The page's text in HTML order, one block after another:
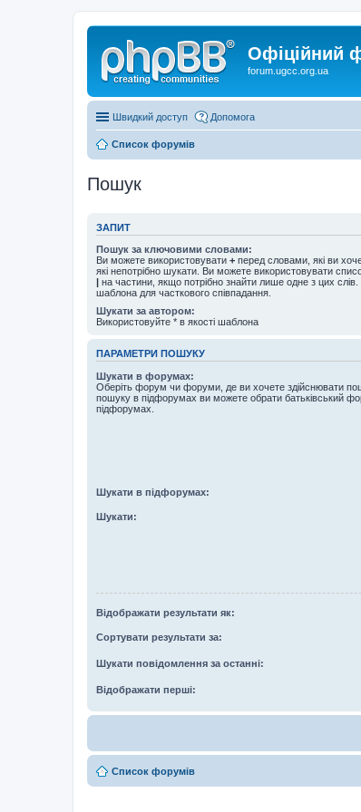
Офіційний
forum.ugcc.org.ua
Швидкий доступ Допомога
Список форумів
Пошук
ЗАПИТ
Пошук за ключовими словами:
Ви можете використовувати + перед словами, які ви
які непотрібно шукати. Ви можете використовувати
| на частини, якщо потрібно знайти лише одне з цих слів.
шаблона для часткового співпадання.
Шукати за автором:
Використовуйте * в якості шаблона
ПАРАМЕТРИ ПОШУКУ
Шукати в форумах:
Оберіть форум чи форуми, де ви хочете здійснювати
пошуку в підфорумах ви можете обрати батьківський
підфорумах.
Шукати в підфорумах:
Шукати:
Відображати результати як:
Сортувати результати за:
Шукати повідомлення за останні:
Відображати перші:
Список форумів